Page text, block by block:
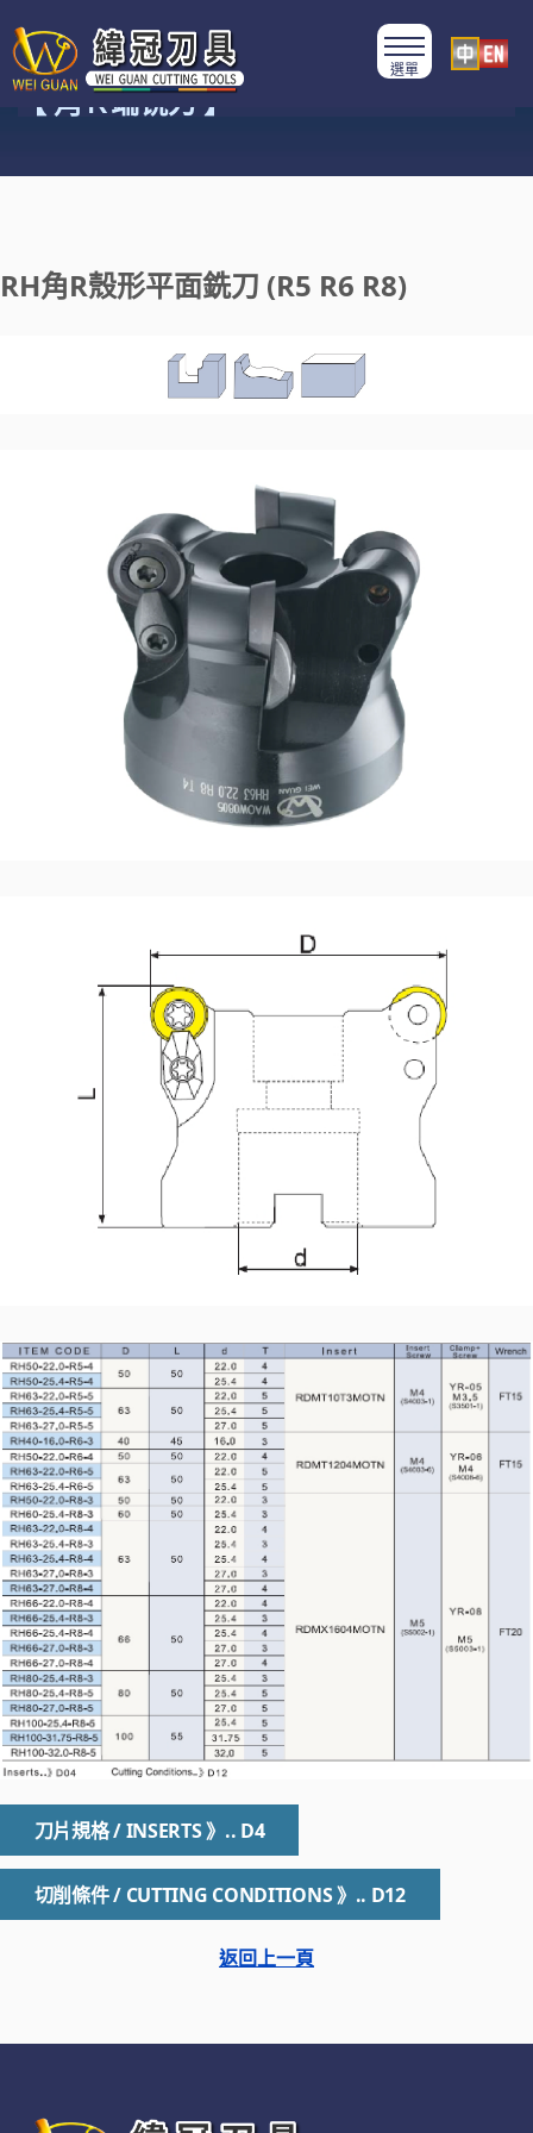
產品類別
【 角Ｒ端铣刀 】
RH角R殼形平面銑刀 (R5 R6 R8)
刀片規格 / INSERTS 》.. D4
切削條件 / CUTTING CONDITIONS 》.. D12
返回上一頁